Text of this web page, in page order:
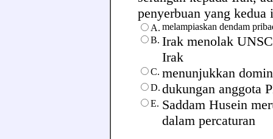
penyerbuan yang
A. melampiaskan dendam
B. Irak menolak
Irak
C. menunjukkan
D. dukungan anggota
E. Saddam Husein
dalam percaturan